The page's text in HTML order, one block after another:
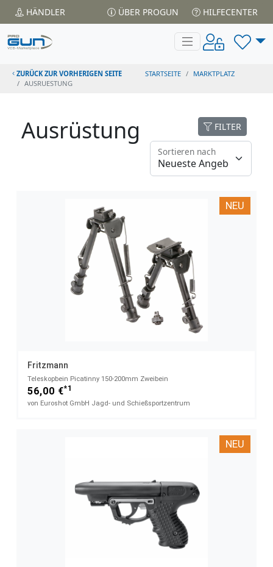
HÄNDLER ÜBER PROGUN HILFECENTER
ZURÜCK ZUR VORHERIGEN SEITE STARTSEITE
MARKTPLATZ
AUSRUESTUNG
Ausrüstung FILTER
Sortieren nach
NEU
Fritzmann
Teleskopbein Picatinny​ 150-200mm Zweibein
56,00 €*1
von Euroshot GmbH Jagd- und Schießsportzentrum
NEU